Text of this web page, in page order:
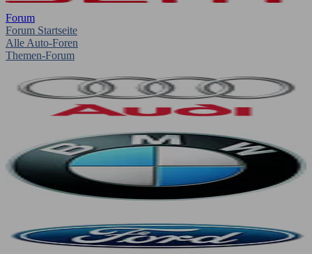
Forum
Forum Startseite
Alle Auto-Foren
Themen-Forum